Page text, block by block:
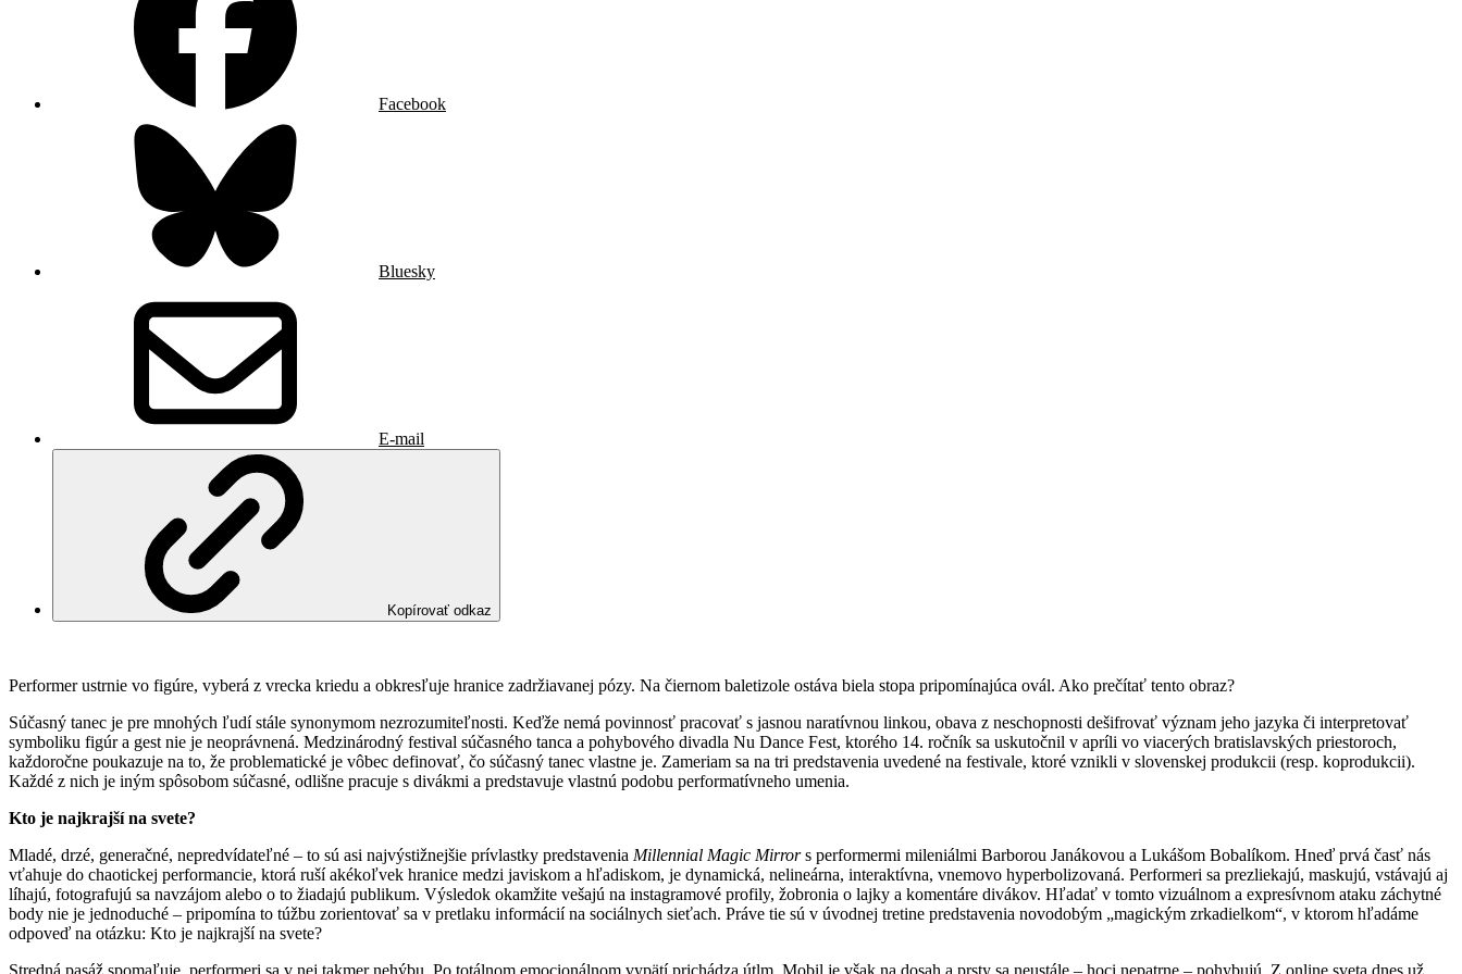
Facebook
Bluesky
E-mail
Kopírovať odkaz
Performer ustrnie vo figúre, vyberá z vrecka kriedu a obkresľuje hranice zadržiavanej pózy. Na čiernom baletizole ostáva biela stopa pripomínajúca ovál. Ako prečítať tento obraz?
Súčasný tanec je pre mnohých ľudí stále synonymom nezrozumiteľnosti. Keďže nemá povinnosť pracovať s jasnou naratívnou linkou, obava z neschopnosti dešifrovať význam jeho jazyka či interpretovať
symboliku figúr a gest nie je neoprávnená. Medzinárodný festival súčasného tanca a pohybového divadla Nu Dance Fest, ktorého 14. ročník sa uskutočnil v apríli vo viacerých bratislavských priestoroch,
každoročne poukazuje na to, že problematické je vôbec definovať, čo súčasný tanec vlastne je. Zameriam sa na tri predstavenia uvedené na festivale, ktoré vznikli v slovenskej produkcii (resp. koprodukcii).
Každé z nich je iným spôsobom súčasné, odlišne pracuje s divákmi a predstavuje vlastnú podobu performatívneho umenia.
Kto je najkrajší na svete?
Mladé, drzé, generačné, nepredvídateľné – to sú asi najvýstižnejšie prívlastky predstavenia Millennial Magic Mirrors performermi mileniálmi Barborou Janákovou a Lukášom Bobalíkom. Hneď prvá časť nás
vťahuje do chaotickej performancie, ktorá ruší akékoľvek hranice medzi javiskom a hľadiskom, je dynamická, nelineárna, interaktívna, vnemovo hyperbolizovaná. Performeri sa prezliekajú, maskujú, vstávajú aj
líhajú, fotografujú sa navzájom alebo o to žiadajú publikum. Výsledok okamžite vešajú na instagramové profily, žobronia o lajky a komentáre divákov. Hľadať v tomto vizuálnom a expresívnom ataku záchytné
body nie je jednoduché – pripomína to túžbu zorientovať sa v pretlaku informácií na sociálnych sieťach. Práve tie sú v úvodnej tretine predstavenia novodobým „magickým zrkadielkom“, v ktorom hľadáme
odpoveď na otázku: Kto je najkrajší na svete?
Stredná pasáž spomaľuje, performeri sa v nej takmer nehýbu. Po totálnom emocionálnom vypätí prichádza útlm. Mobil je však na dosah a prsty sa neustále – hoci nepatrne – pohybujú. Z online sveta dnes už